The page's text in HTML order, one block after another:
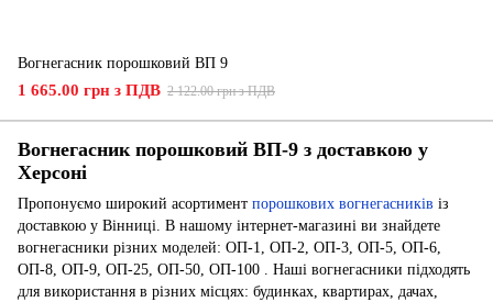
Вогнегасник порошковий ВП 9
1 665.00 грн з ПДВ 2 122.00 грн з ПДВ
Вогнегасник порошковий ВП-9 з доставкою у
Херсоні
Пропонуємо широкий асортимент порошкових вогнегасників із
доставкою у Вінниці. В нашому інтернет-магазині ви знайдете
вогнегасники різних моделей: ОП-1, ОП-2, ОП-3, ОП-5, ОП-6,
ОП-8, ОП-9, ОП-25, ОП-50, ОП-100 . Наші вогнегасники підходять
для використання в різних місцях: будинках, квартирах, дачах,